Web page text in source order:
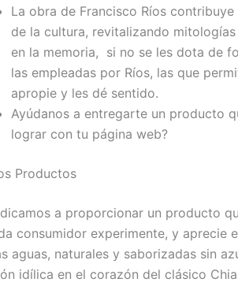
La obra de Francisco Ríos
de la cultura, revitalizando
en la memoria, si no se les dota de
las empleadas por Ríos, las que
apropie y les dé sentido.
Ayúdanos a entregarte un producto
lograr con tu página web?
Productos
a proporcionar un producto
consumidor experimente, y aprecie
aguas, naturales y saborizadas sin
idílica en el corazón del clásico